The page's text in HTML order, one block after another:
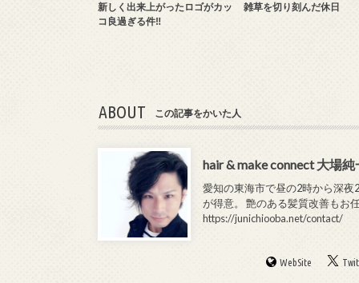
新しく出来上がったロゴがカッ
コ良過ぎる件‼︎
雑草を切り刻んだ休日
ABOUT この記事をかいた人
hair & make connect 大場純
愛知の東海市で昼の2時から深夜
が得意。 艶のある髪質改善もお
https://junichiooba.net/contact/
WebSite